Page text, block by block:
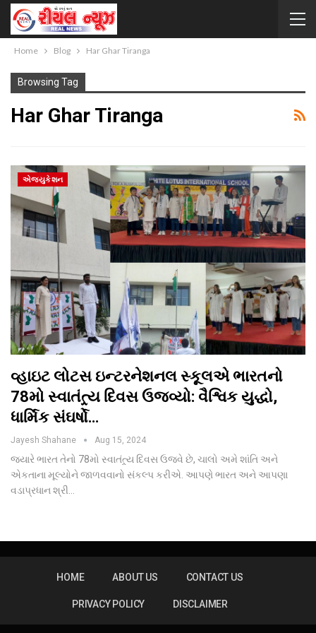
Home Blog Har Ghar Tiranga
Browsing Tag
Har Ghar Tiranga
એજ્યુકેશન
વ્હાઇટ લોટસ ઇન્ટરનેશનલ સ્કૂલએ ભારતનો
78મો સ્વાતંત્ર્ય દિવસ ઉજવ્યો: વૈશ્વિક યુદ્ધો,
ધાર્મિક સંઘર્ષો…
Jayesh Shahane Aug 15, 2024
જ્યારે ભારત તેનો 78મો સ્વાતંત્ર્ય દિવસ ઉજવે છે, ચાલો અમે શાંતિ અને
એકતાના મૂલ્યોને જાળવવાનો સંકલ્પ કરીએ. આપણે ભારત અને આપણા
વડાપ્રધાન શ્રી…
HOME ABOUT US CONTACT US
PRIVACY POLICY DISCLAIMER